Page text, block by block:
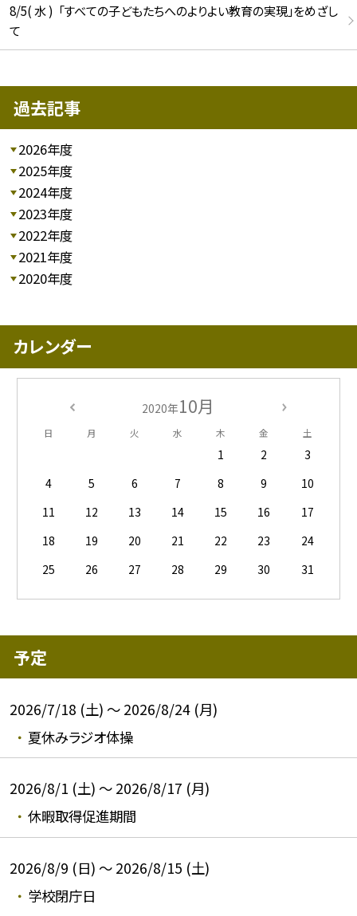
8/5( 水 ) 「すべての子どもたちへのよりよい教育の実現」をめざし
て
過去記事
2026年度
2025年度
2024年度
2023年度
2022年度
2021年度
2020年度
カレンダー
2020年10月
日 月 火 水 木 金 土
1 2
3
4
5 6 7 8 9
10
11
12 13 14 15 16
17
18
19 20 21 22 23
24
25
26 27 28 29 30 31
予定
2026/7/18 (土) ～ 2026/8/24 (月)
夏休みラジオ体操
2026/8/1 (土) ～ 2026/8/17 (月)
休暇取得促進期間
2026/8/9 (日) ～ 2026/8/15 (土)
学校閉庁日